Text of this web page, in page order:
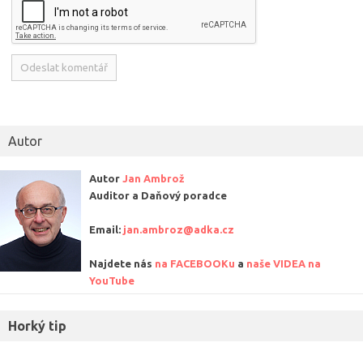
Autor
Autor Jan Ambrož
Auditor a Daňový poradce
Email: jan.ambroz@adka.cz
Najdete nás na FACEBOOKu a naše VIDEA na
YouTube
Horký tip